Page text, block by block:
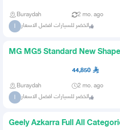
Buraydah 2 mo. ago
ا الخضر للسيارات افضل الاسعار
MG MG5 Standard New
Lowest Price in the Kingdom
44,850
Buraydah 2 mo. ago
ا الخضر للسيارات افضل الاسعار
Geely Azkarra Full All